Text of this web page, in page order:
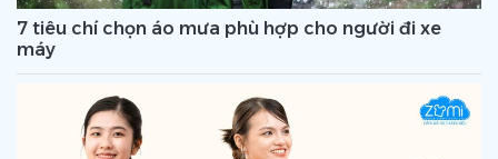
7 tiêu chí chọn áo mưa phù hợp cho người đi xe
máy